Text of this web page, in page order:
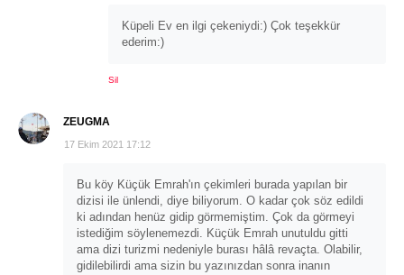
Küpeli Ev en ilgi çekeniydi:) Çok teşekkür
ederim:)
Sil
ZEUGMA
17 Ekim 2021 17:12
Bu köy Küçük Emrah'ın çekimleri burada yapılan bir
dizisi ile ünlendi, diye biliyorum. O kadar çok söz edildi
ki adından henüz gidip görmemiştim. Çok da görmeyi
istediğim söylenemezdi. Küçük Emrah unutuldu gitti
ama dizi turizmi nedeniyle burası hâlâ revaçta. Olabilir,
gidilebilirdi ama sizin bu yazınızdan sonra inanın